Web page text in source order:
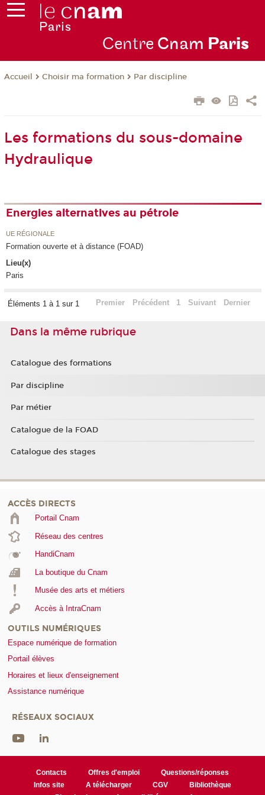
Centre Cnam Paris
Accueil Choisir ma formation Par discipline
Les formations du sous-domaine
Hydraulique
Energies alternatives au pétrole
UE RÉGIONALE
Formation ouverte et à distance (FOAD)
Lieu(x)
Paris
Éléments 1 à 1 sur 1 Premier Précédent 1 Suivant Dernier
Dans la même rubrique
Catalogue des formations
Par discipline
Par métier
Catalogue de la FOAD
Catalogue des stages
ACCÈS DIRECTS
Portail Cnam
Réseau des centres
HandiCnam
La boutique du Cnam
Musée des arts et métiers
Accès à IntraCnam
OUTILS NUMÉRIQUES
Espace numérique de formation
Portail élèves
Horaires et lieux d'enseignement
Assistance numérique
RÉSEAUX SOCIAUX
Contacts Offres d'emploi
Questions/réponses
Infos site
A télécharger CGV
Bibliothèque